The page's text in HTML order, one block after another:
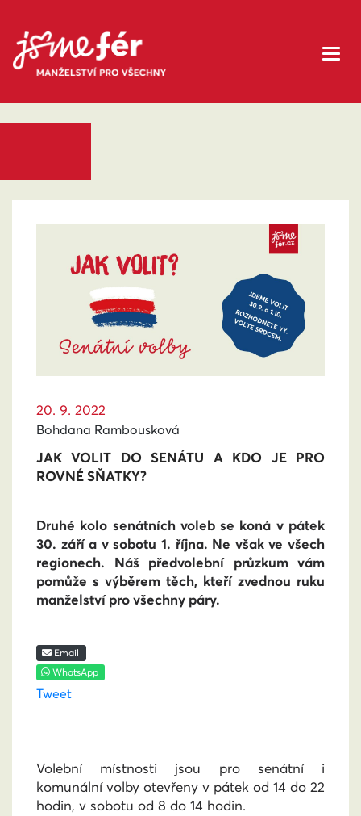
20. 9. 2022
Bohdana Rambousková
JAK VOLIT DO SENÁTU A KDO JE PRO
ROVNÉ SŇATKY?
Druhé kolo senátních voleb se koná v pátek
30. září a v sobotu 1. října. Ne však ve všech
regionech. Náš předvolební průzkum vám
pomůže s výběrem těch, kteří zvednou ruku
manželství pro všechny páry.
Email
WhatsApp
Tweet
Volební místnosti jsou pro senátní i
komunální volby otevřeny v pátek od 14 do 22
hodin, v sobotu od 8 do 14 hodin.